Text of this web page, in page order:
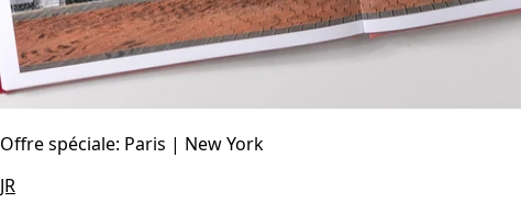
Offre spéciale: Paris | New York
JR